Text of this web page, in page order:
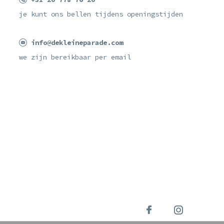
je kunt ons bellen tijdens openingstijden
info@dekleineparade.com
we zijn bereikbaar per email